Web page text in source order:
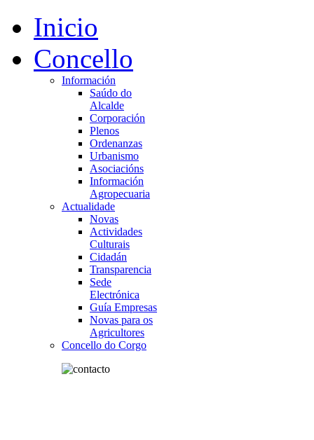
Inicio
Concello
Información
Saúdo do
Alcalde
Corporación
Plenos
Ordenanzas
Urbanismo
Asociacións
Información
Agropecuaria
Actualidade
Novas
Actividades
Culturais
Cidadán
Transparencia
Sede
Electrónica
Guía Empresas
Novas para os
Agricultores
Concello do Corgo